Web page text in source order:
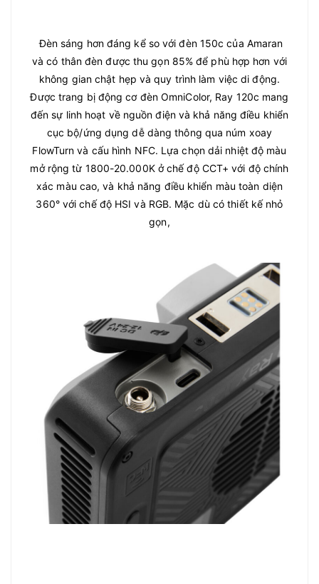
Đèn sáng hơn đáng kể so với đèn 150c của Amaran
và có thân đèn được thu gọn 85% để phù hợp hơn với
không gian chật hẹp và quy trình làm việc di động.
Được trang bị động cơ đèn OmniColor, Ray 120c mang
đến sự linh hoạt về nguồn điện và khả năng điều khiển
cục bộ/ứng dụng dễ dàng thông qua núm xoay
FlowTurn và cấu hình NFC. Lựa chọn dải nhiệt độ màu
mở rộng từ 1800-20.000K ở chế độ CCT+ với độ chính
xác màu cao, và khả năng điều khiển màu toàn diện
360° với chế độ HSI và RGB. Mặc dù có thiết kế nhỏ
gọn,